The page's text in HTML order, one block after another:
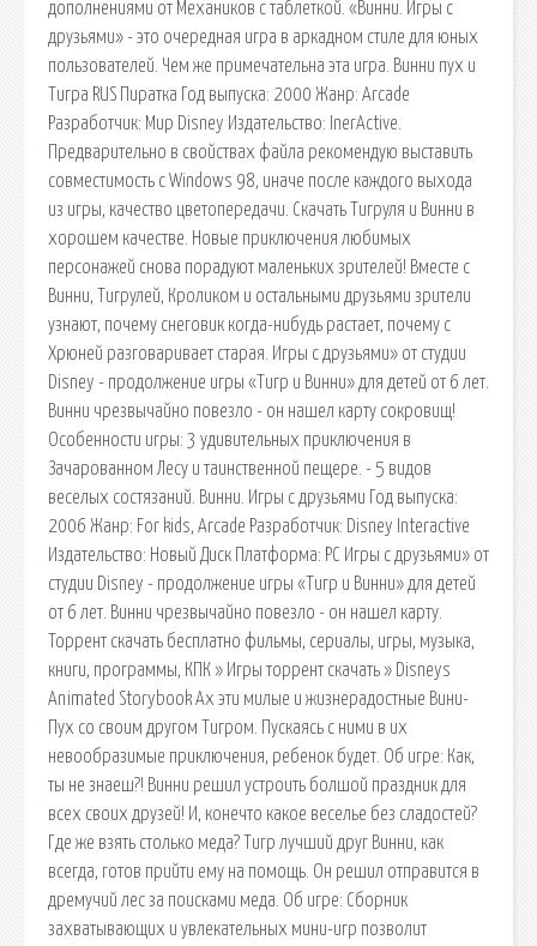
дополнениями от Механиков с таблеткой. «Винни. Игры с
друзьями» - это очередная игра в аркадном стиле для юных
пользователей. Чем же примечательна эта игра. Винни пух и
Тигра RUS Пиратка Год выпуска: 2000 Жанр: Arcade
Разработчик: Мир Disney Издательство: InerActive.
Предварительно в свойствах файла рекомендую выставить
совместимость с Windows 98, иначе после каждого выхода
из игры, качество цветопередачи. Скачать Тигруля и Винни в
хорошем качестве. Новые приключения любимых
персонажей снова порадуют маленьких зрителей! Вместе с
Винни, Тигрулей, Кроликом и остальными друзьями зрители
узнают, почему снеговик когда-нибудь растает, почему с
Хрюней разговаривает старая. Игры с друзьями» от студии
Disney - продолжение игры «Тигр и Винни» для детей от 6 лет.
Винни чрезвычайно повезло - он нашел карту сокровищ!
Особенности игры: 3 удивительных приключения в
Зачарованном Лесу и таинственной пещере. - 5 видов
веселых состязаний. Винни. Игры с друзьями Год выпуска:
2006 Жанр: For kids, Arcade Разработчик: Disney Interactive
Издательство: Новый Диск Платформа: PC Игры с друзьями» от
студии Disney - продолжение игры «Тигр и Винни» для детей
от 6 лет. Винни чрезвычайно повезло - он нашел карту.
Торрент скачать бесплатно фильмы, сериалы, игры, музыка,
книги, программы, КПК » Игры торрент скачать » Disneys
Animated Storybook Ах эти милые и жизнерадостные Вини-
Пух со своим другом Тигром. Пускаясь с ними в их
невообразимые приключения, ребенок будет. Об игре: Как,
ты не знаеш?! Винни решил устроить болшой праздник для
всех своих друзей! И, конечто какое веселье без сладостей?
Где же взять столько меда? Тигр лучший друг Винни, как
всегда, готов прийти ему на помощь. Он решил отправится в
дремучий лес за поисками меда. Об игре: Сборник
захватывающих и увлекательных мини-игр позволит